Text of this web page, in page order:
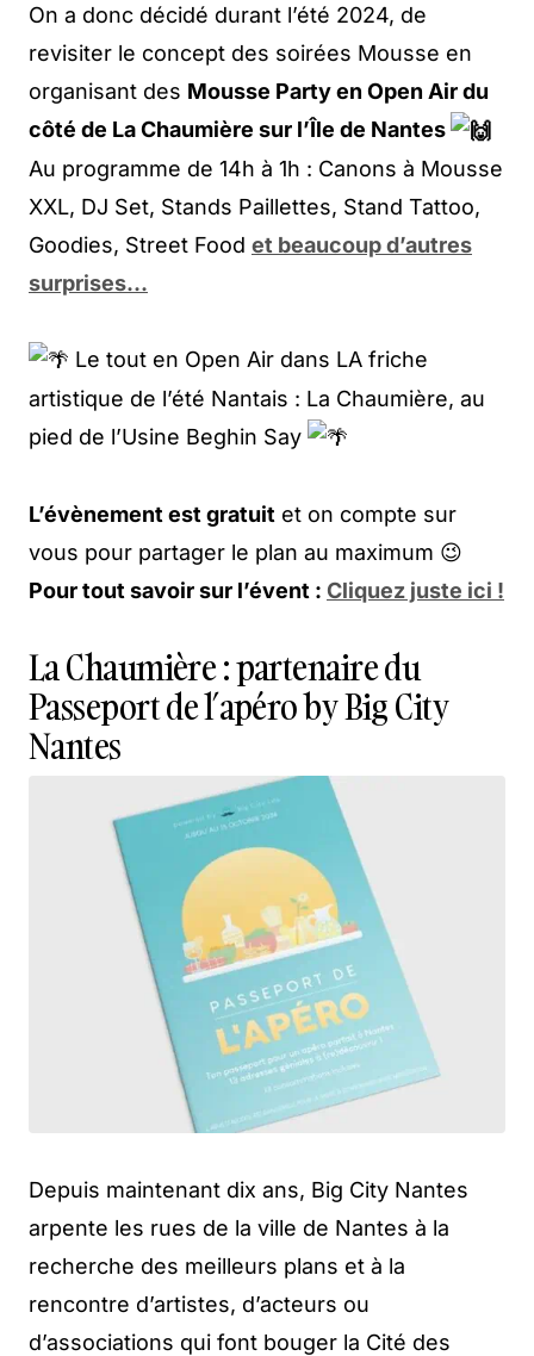
On a donc décidé durant l’été 2024, de
revisiter le concept des soirées Mousse en
organisant des Mousse Party en Open Air du
côté de La Chaumière sur l’Île de Nantes
Au programme de 14h à 1h : Canons à Mousse
XXL, DJ Set, Stands Paillettes, Stand Tattoo,
Goodies, Street Food et beaucoup d’autres
surprises…
Le tout en Open Air dans LA friche
artistique de l’été Nantais : La Chaumière, au
pied de l’Usine Beghin Say
L’évènement est gratuit et on compte sur
vous pour partager le plan au maximum 😉
Pour tout savoir sur l’évent : Cliquez juste ici !
La Chaumière : partenaire du
Passeport de l’apéro by Big City
Nantes
Depuis maintenant dix ans, Big City Nantes
arpente les rues de la ville de Nantes à la
recherche des meilleurs plans et à la
rencontre d’artistes, d’acteurs ou
d’associations qui font bouger la Cité des